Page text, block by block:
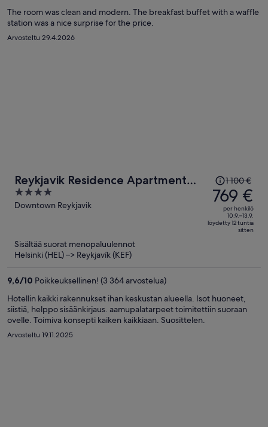
The room was clean and modern. The breakfast buffet with a waffle
station was a nice surprise for the price.
Arvosteltu 29.4.2026
Reykjavik Residence Apartment
Hotel
4
out
Downtown Reykjavik
Hinta
oli
1 100 €,
hinta
on
1 100 €
769 €
per henkilö
10.9.–13.9.
löydetty 12 tuntia
sitten
Sisältää suorat menopaluulennot
Helsinki (HEL) –> Reykjavík (KEF)
9,6/10 Poikkeuksellinen! (3 364 arvostelua)
Hotellin kaikki rakennukset ihan keskustan alueella. Isot huoneet,
siistiä, helppo sisäänkirjaus. aamupalatarpeet toimitettiin suoraan
ovelle. Toimiva konsepti kaiken kaikkiaan. Suosittelen.
Arvosteltu 19.11.2025